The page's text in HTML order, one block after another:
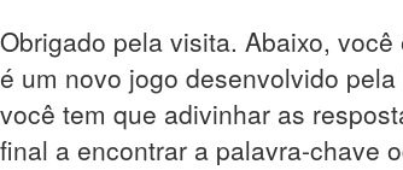
Obrigado pela visita. Abaixo,
é um novo jogo desenvolvido
você tem que adivinhar as
final a encontrar a palavra-chave